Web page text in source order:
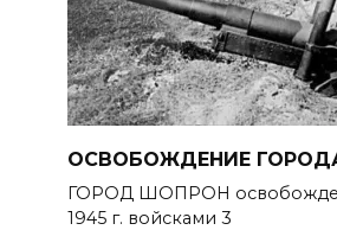
ОСВОБОЖДЕНИЕ
ГОРОД ШОПРОН
1945 г. войсками 3